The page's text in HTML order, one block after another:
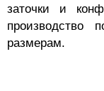
заточки и
размерам.